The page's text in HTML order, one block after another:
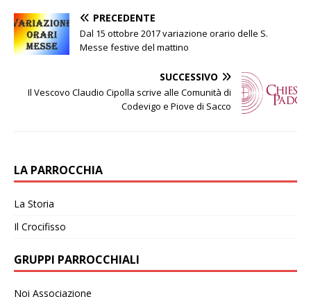
PRECEDENTE
Dal 15 ottobre 2017 variazione orario delle S.
Messe festive del mattino
SUCCESSIVO
Il Vescovo Claudio Cipolla scrive alle Comunità di
Codevigo e Piove di Sacco
LA PARROCCHIA
La Storia
Il Crocifisso
GRUPPI PARROCCHIALI
Noi Associazione